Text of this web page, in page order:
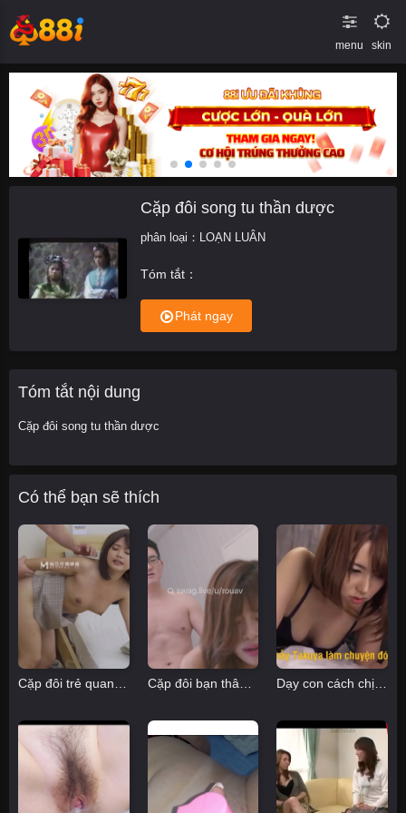
menu skin
Cặp đôi song tu thần dược
phân loại： LOẠN LUÂN
Tóm tắt：
Phát ngay
Tóm tắt nội dung
Cặp đôi song tu thần dược
Có thể bạn sẽ thích
Cặp đôi trẻ quan hệ nóng bỏng khi mua nệm Cặp đôi bạn thân chơi thử thách làm tình Dạy con cách chịch